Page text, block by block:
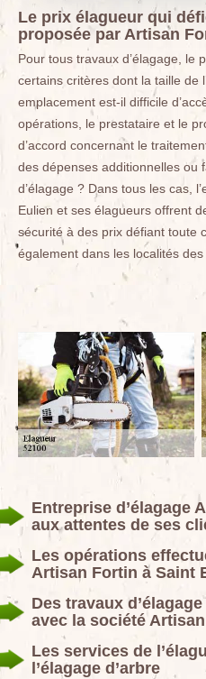
Le prix élagueur qui
proposée par Artisan
Pour tous travaux d’élagage, le
certains critères dont la taille de
emplacement est-il difficile
opérations, le prestataire et le
d’accord concernant le
des dépenses additionnelles ou
d’élagage ? Dans tous les cas,
Eulien et ses élagueurs offrent
sécurité à des prix défiant toute
également dans les localités des
Entreprise d’élagage
aux attentes de ses
Les opérations
Artisan Fortin à Saint
Des travaux
avec la société
Les services de
l’élagage d’arbre